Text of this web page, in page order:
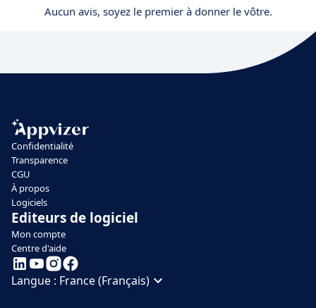
Aucun avis, soyez le premier à donner le vôtre.
Confidentialité
Transparence
CGU
À propos
Logiciels
Editeurs de logiciel
Mon compte
Centre d'aide
Langue : France (Français)